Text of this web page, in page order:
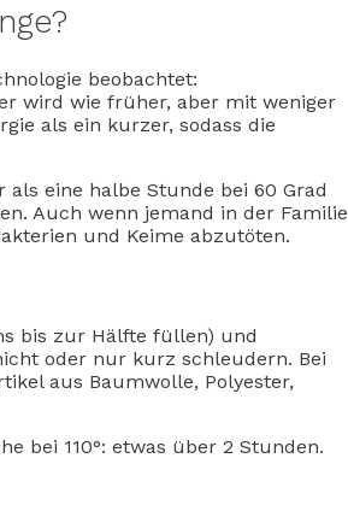
beobachtet:
wird wie früher, aber mit weniger
als ein kurzer, sodass die
eine halbe Stunde bei 60 Grad
Auch wenn jemand in der Familie
und Keime abzutöten.
bis zur Hälfte füllen) und
oder nur kurz schleudern. Bei
aus Baumwolle, Polyester,
bei 110°: etwas über 2 Stunden.